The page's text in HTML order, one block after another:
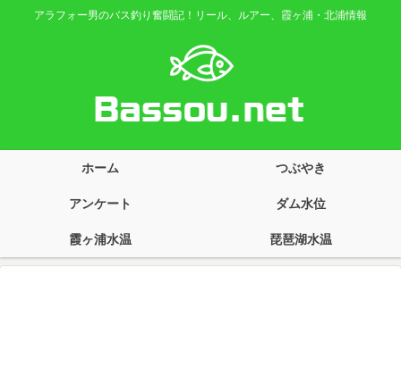
アラフォー男のバス釣り奮闘記！リール、ルアー、霞ヶ浦・北浦情報
ホーム つぶやき
アンケート ダム水位
霞ヶ浦水温 琵琶湖水温